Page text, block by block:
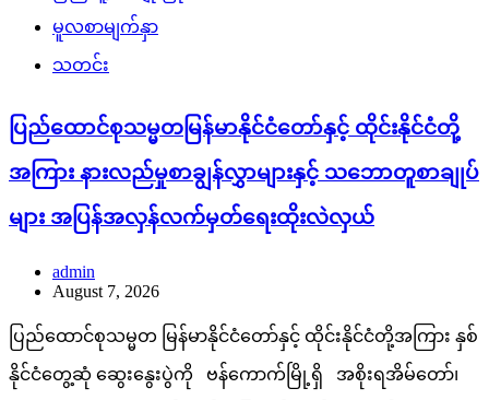
မူလစာမျက်နှာ
သတင်း
ပြည်ထောင်စုသမ္မတမြန်မာနိုင်ငံတော်နှင့် ထိုင်းနိုင်ငံတို့
အကြား နားလည်မှုစာချွန်လွှာများနှင့် သဘောတူစာချုပ်
များ အပြန်အလှန်လက်မှတ်ရေးထိုးလဲလှယ်
admin
August 7, 2026
ပြည်ထောင်စုသမ္မတ မြန်မာနိုင်ငံတော်နှင့် ထိုင်းနိုင်ငံတို့အကြား နှစ်
နိုင်ငံတွေ့ဆုံ ဆွေးနွေးပွဲကို ဗန်ကောက်မြို့ရှိ အစိုးရအိမ်တော်၊